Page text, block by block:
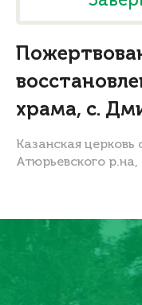
храма, с.
Казанская
Атюрьевского